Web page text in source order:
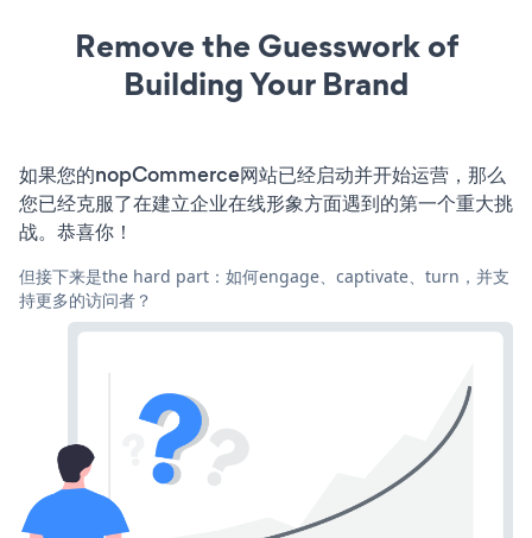
Remove the Guesswork of
Building Your Brand
如果您的nopCommerce网站已经启动并开始运营，那么
您已经克服了在建立企业在线形象方面遇到的第一个重大挑
战。恭喜你！
但接下来是the hard part：如何engage、captivate、turn，并支
持更多的访问者？